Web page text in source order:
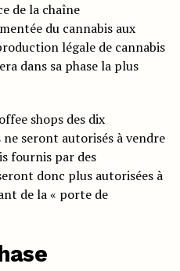
de la chaîne
du cannabis aux
légale de cannabis
dans sa phase la plus
shops des dix
seront autorisés à vendre
fournis par des
donc plus autorisées à
de la « porte de